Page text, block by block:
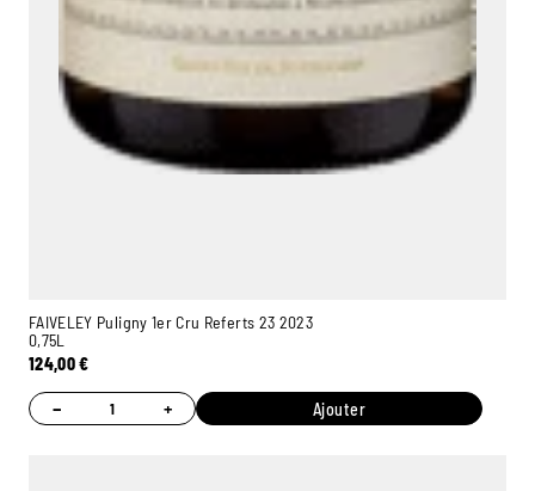
FAIVELEY Puligny 1er Cru Referts 23 2023
0,75L
124,00€
− + Ajouter